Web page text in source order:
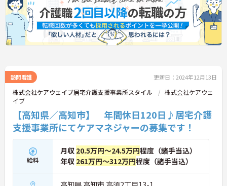
訪問看護 更新日：2024年12月13日
株式会社ケアウェイブ居宅介護支援事業所スタイル
株式会社ケアウェ
イブ
【高知県／高知市】 年間休日120日♪居宅介護
支援事業所にてケアマネジャーの募集です！
給料
月収 20.5万円～24.5万円程度（諸手当込）
年収 261万円～312万円程度（諸手当込）